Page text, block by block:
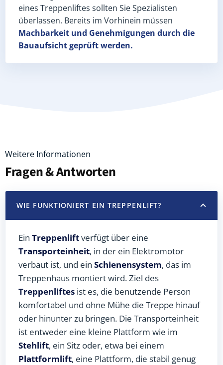
eines Treppenliftes sollten Sie Spezialisten
überlassen. Bereits im Vorhinein müssen
Machbarkeit und Genehmigungen durch die
Bauaufsicht geprüft werden.
Weitere Informationen
Fragen & Antworten
WIE FUNKTIONIERT EIN TREPPENLIFT?
Ein Treppenliftverfügt über eine
Transporteinheit, in der ein Elektromotor
verbaut ist, und ein Schienensystem, das im
Treppenhaus montiert wird. Ziel des
Treppenliftes ist es, die benutzende Person
komfortabel und ohne Mühe die Treppe hinauf
oder hinunter zu bringen. Die Transporteinheit
ist entweder eine kleine Plattform wie im
Stehlift, ein Sitz oder, etwa bei einem
Plattformlift, eine Plattform, die stabil genug